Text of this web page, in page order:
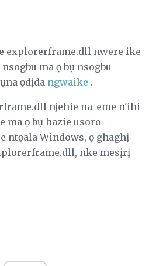
explorerframe.dll nwere ike
nsogbu ma ọ bụ nsogbu
ọdịda ngwaike .
njehie na-eme n'ihi
ma ọ bụ hazie usoro
ntọala Windows, ọ ghaghị
nke mesịrị